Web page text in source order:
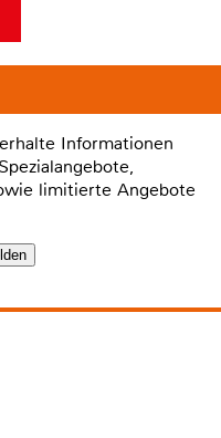
Informationen
limitierte Angebote